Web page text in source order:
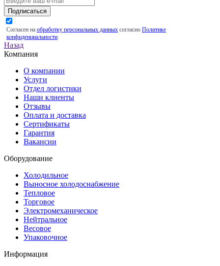
Подписаться
Согласен на обработку персональных данных согласно Политике
конфиденциальности.
Назад
Компания
О компании
Услуги
Отдел логистики
Наши клиенты
Отзывы
Оплата и доставка
Сертификаты
Гарантия
Вакансии
Оборудование
Холодильное
Выносное холодоснабжение
Тепловое
Торговое
Электромеханическое
Нейтральное
Весовое
Упаковочное
Информация